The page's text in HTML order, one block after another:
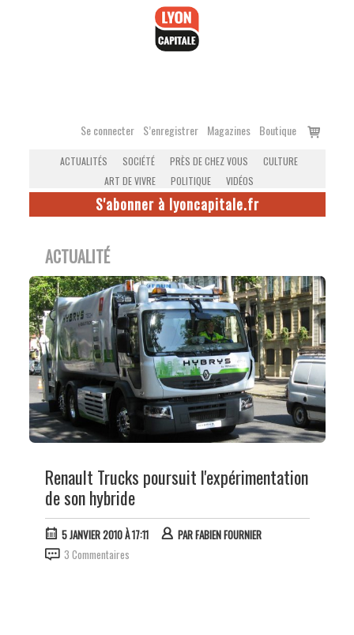
Se connecter S’enregistrer Magazines Boutique
Voir
ACTUALITÉS SOCIÉTÉ PRÈS DE CHEZ VOUS
CULTURE
ART DE VIVRE
POLITIQUE VIDÉOS
S'abonner à lyoncapitale.fr
ACTUALITÉ
Renault Trucks poursuit l'expérimentation
de son hybride
5 JANVIER 2010 À 17:11 PARFABIEN FOURNIER
3 Commentaires